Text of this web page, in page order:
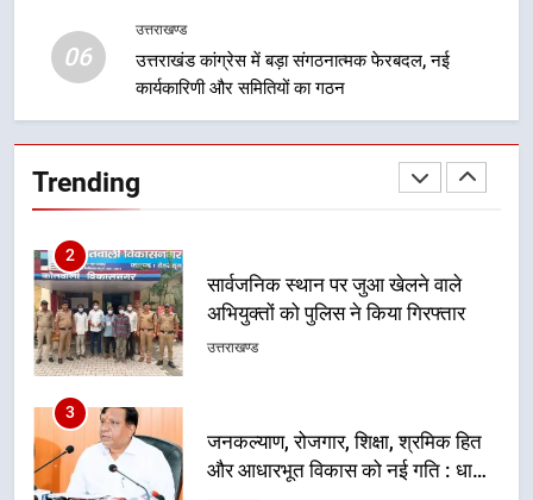
06
उत्तराखण्ड
उत्तराखंड कांग्रेस में बड़ा संगठनात्मक फेरबदल, नई
कार्यकारिणी और समितियों का गठन
Trending
न्याय पंचायत से राज्य स्तर तक होगा
प्रतिभा का प्रदर्शन
उत्तराखण्ड
2
सार्वजनिक स्थान पर जुआ खेलने वाले
अभियुक्तों को पुलिस ने किया गिरफ्तार
3
जनकल्याण, रोजगार, शिक्षा, श्रमिक हित
4
एमडीडीए का अवैध प्लाटिंग और निर्माण पर